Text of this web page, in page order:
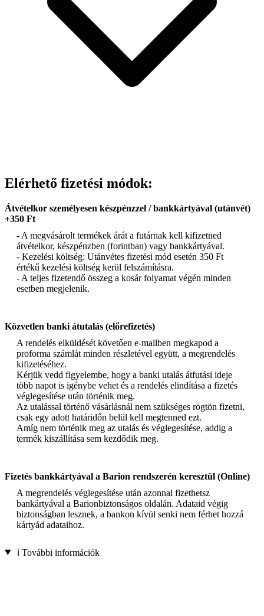
Elérhető fizetési módok:
Átvételkor személyesen készpénzzel / bankkártyával (utánvét)
+350 Ft
- A megvásárolt termékek árát a futárnak kell kifizetned
átvételkor, készpénzben (forintban) vagy bankkártyával.
- Kezelési költség: Utánvétes fizetési mód esetén 350 Ft
értékű kezelési költség kerül felszámításra.
- A teljes fizetendő összeg a kosár folyamat végén minden
esetben megjelenik.
Közvetlen banki átutalás (előrefizetés)
A rendelés elküldését követően e-mailben megkapod a
proforma számlát minden részletével együtt, a megrendelés
kifizetéséhez.
Kérjük vedd figyelembe, hogy a banki utalás átfutási ideje
több napot is igénybe vehet és a rendelés elindítása a fizetés
véglegesítése után történik meg.
Az utalással történő vásárlásnál nem szükséges rögtön fizetni,
csak egy adott határidőn belül kell megtenned ezt.
Amíg nem történik meg az utalás és véglegesítése, addig a
termék kiszállítása sem kezdődik meg.
Fizetés bankkártyával a Barion rendszerén keresztül (Online)
A megrendelés véglegesítése után azonnal fizethetsz
bankártyával a Barionbiztonságos oldalán. Adataid végig
biztonságban lesznek, a bankon kívül senki nem férhet hozzá
kártyád adataihoz.
ℹ️ További információk